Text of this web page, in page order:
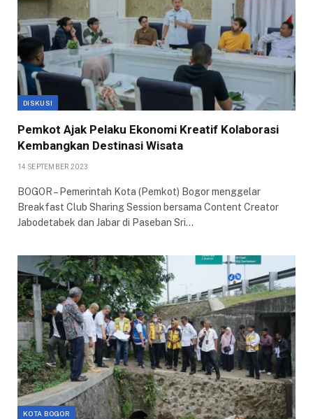
DISKUSI
Pemkot Ajak Pelaku Ekonomi Kreatif Kolaborasi
Kembangkan Destinasi Wisata
14 SEPTEMBER 2023
BOGOR – Pemerintah Kota (Pemkot) Bogor menggelar
Breakfast Club Sharing Session bersama Content Creator
Jabodetabek dan Jabar di Paseban Sri…
KOTA BOGOR